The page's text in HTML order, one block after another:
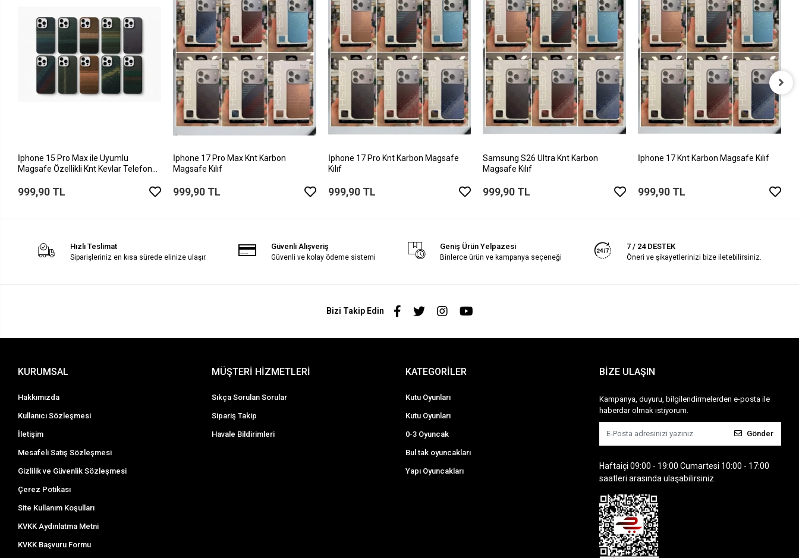
İphone 15 Pro Max ile Uyumlu
Magsafe Özellikli Knt Kevlar Telefon
999,90 TL
İphone 17 Pro Max Knt Karbon
Magsafe Kılıf
999,90 TL
İphone 17 Pro Knt Karbon Magsafe
Kılıf
999,90 TL
Samsung S26 Ultra Knt Karbon
Magsafe Kılıf
999,90 TL
İphone 17 Knt Karbon Magsafe Kılıf
999,90 TL
Hızlı Teslimat
Siparişleriniz en kısa sürede elinize ulaşır.
Güvenli Alışveriş
Güvenli ve kolay ödeme sistemi
Geniş Ürün Yelpazesi
Binlerce ürün ve kampanya seçeneği
7 / 24 DESTEK
Öneri ve şikayetlerinizi bize iletebilirsiniz.
Bizi Takip Edin
KURUMSAL
Hakkımızda
Kullanıcı Sözleşmesi
İletişim
Mesafeli Satış Sözleşmesi
Gizlilik ve Güvenlik Sözleşmesi
Çerez Potikası
Site Kullanım Koşulları
KVKK Aydınlatma Metni
KVKK Başvuru Formu
MÜŞTERİ HİZMETLERİ
Sıkça Sorulan Sorular
Sipariş Takip
Havale Bildirimleri
KATEGORİLER
Kutu Oyunları
Kutu Oyunları
0-3 Oyuncak
Bul tak oyuncakları
Yapı Oyuncakları
BİZE ULAŞIN
Kampanya, duyuru, bilgilendirmelerden e-posta ile
haberdar olmak istiyorum.
Gönder
Haftaiçi 09:00 - 19:00 Cumartesi 10:00 - 17:00
saatleri arasında ulaşabilirsiniz.